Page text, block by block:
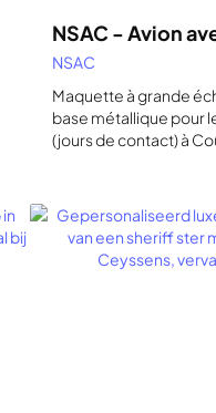
NSAC - Avion
NSAC
Maquette à grande
base métallique pour
(jours de contact) à
Voir